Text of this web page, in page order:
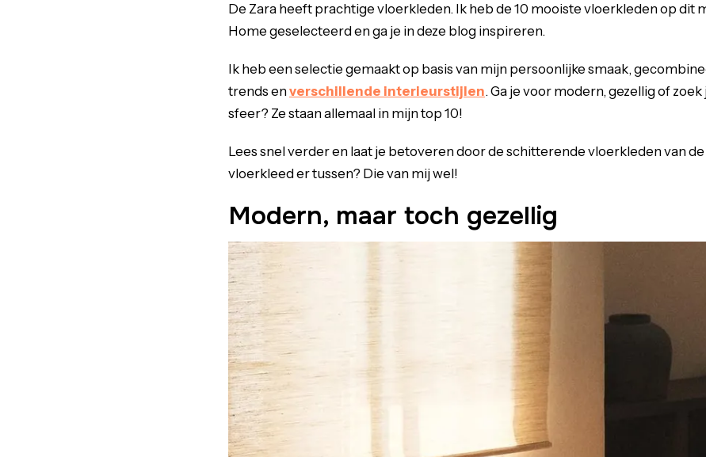
De Zara heeft prachtige vloerkleden. Ik heb de 10 mooiste vloerkleden op dit
Home geselecteerd en ga je in deze blog inspireren.
Ik heb een selectie gemaakt op basis van mijn persoonlijke smaak,
trends enverschillende interieurstijlen. Ga je voor modern, gezellig of
sfeer? Ze staan allemaal in mijn top 10!
Lees snel verder en laat je betoveren door de schitterende vloerkleden van de
vloerkleed er tussen? Die van mij wel!
Modern, maar toch gezellig